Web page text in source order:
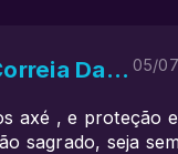
edevaldo Correia Da Silva 05/
axé , e proteção
sagrado, seja